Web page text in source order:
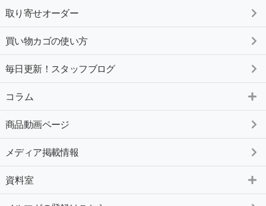
取り寄せオーダー
買い物カゴの使い方
毎日更新！スタッフブログ
コラム
商品動画ページ
メディア掲載情報
資料室